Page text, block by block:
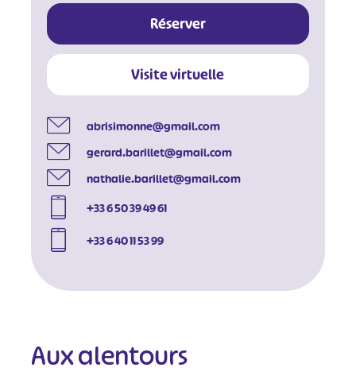
Réserver
Visite virtuelle
abrisimonne@gmail.com
gerard.barillet@gmail.com
nathalie.barillet@gmail.com
+33 6 50 39 49 61
+33 6 40 11 53 99
Aux alentours